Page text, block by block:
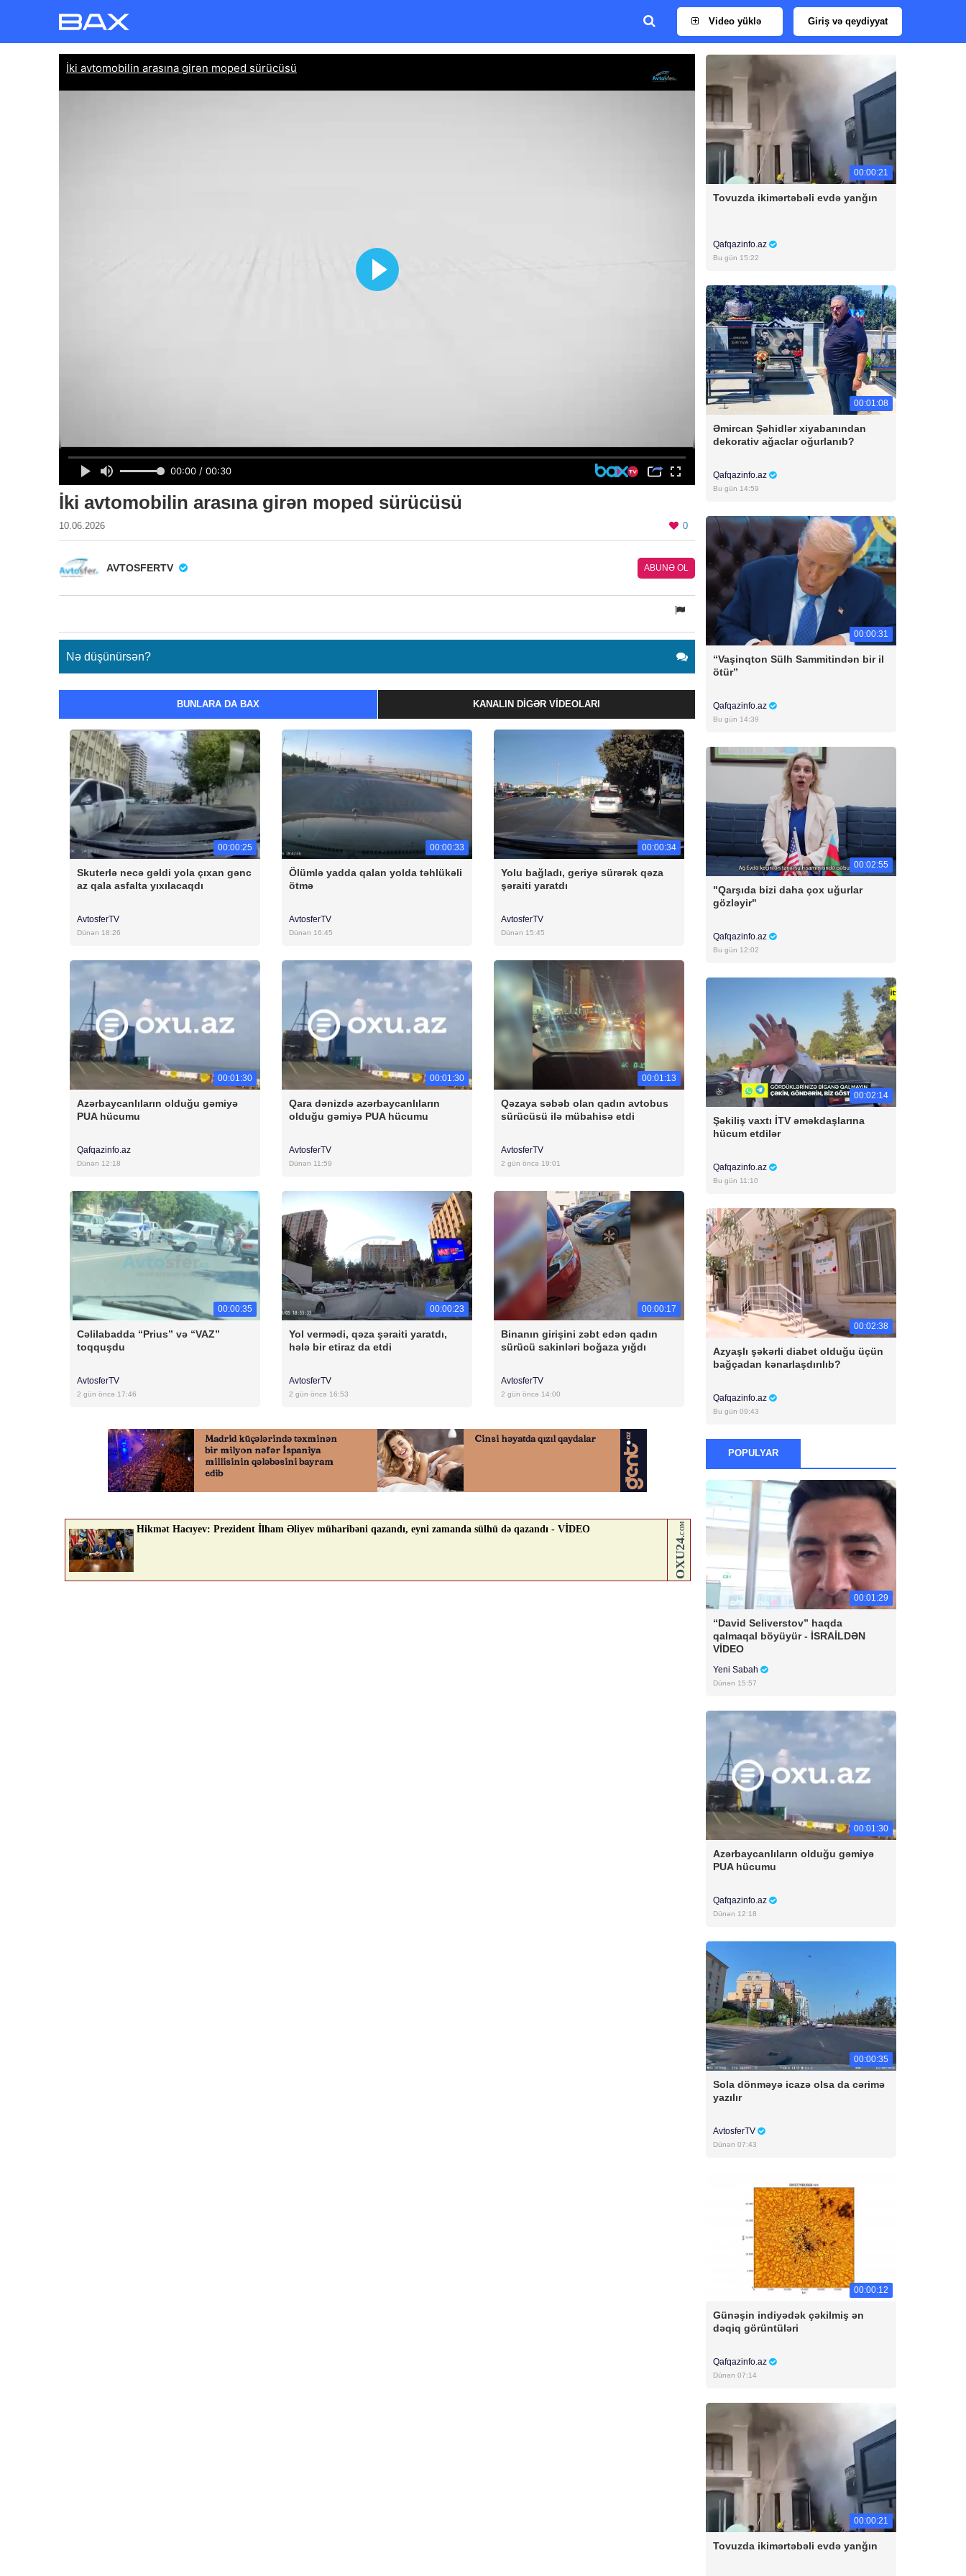
Video yüklə Giriş və qeydiyyat
İki avtomobilin arasına girən moped sürücüsü
10.06.2026 0
AVTOSFERTV ABUNƏ OL
Nə düşünürsən?
BUNLARA DA BAX KANALIN DIGƏR VIDEOLARI
00:00:25
Skuterlə necə gəldi yola çıxan gənc
az qala asfalta yıxılacaqdı
AvtosferTV
Dünən 18:26
00:00:33
Ölümlə yadda qalan yolda təhlükəli
ötmə
AvtosferTV
Dünən 16:45
00:00:34
Yolu bağladı, geriyə sürərək qəza
şəraiti yaratdı
AvtosferTV
Dünən 15:45
00:01:30
Azərbaycanlıların olduğu gəmiyə
PUA hücumu
Qafqazinfo.az
Dünən 12:18
00:01:30
Qara dənizdə azərbaycanlıların
olduğu gəmiyə PUA hücumu
AvtosferTV
Dünən 11:59
00:01:13
Qəzaya səbəb olan qadın avtobus
sürücüsü ilə mübahisə etdi
AvtosferTV
2 gün öncə 19:01
00:00:35
Cəlilabadda “Prius” və “VAZ”
toqquşdu
AvtosferTV
2 gün öncə 17:46
00:00:23
Yol vermədi, qəza şəraiti yaratdı,
hələ bir etiraz da etdi
AvtosferTV
2 gün öncə 16:53
00:00:17
Binanın girişini zəbt edən qadın
sürücü sakinləri boğaza yığdı
AvtosferTV
2 gün öncə 14:00
00:00:21
Tovuzda ikimərtəbəli evdə yanğın
Qafqazinfo.az
Bu gün 15:22
00:01:08
Əmircan Şəhidlər xiyabanından
dekorativ ağaclar oğurlanıb?
Qafqazinfo.az
Bu gün 14:59
00:00:31
“Vaşinqton Sülh Sammitindən bir il
ötür”
Qafqazinfo.az
Bu gün 14:39
00:02:55
"Qarşıda bizi daha çox uğurlar
gözləyir"
Qafqazinfo.az
Bu gün 12:02
00:02:14
Şəkiliş vaxtı İTV əməkdaşlarına
hücum etdilər
Qafqazinfo.az
Bu gün 11:10
00:02:38
Azyaşlı şəkərli diabet olduğu üçün
bağçadan kənarlaşdırılıb?
Qafqazinfo.az
Bu gün 09:43
POPULYAR
00:01:29
“David Seliverstov” haqda
qalmaqal böyüyür - İSRAİLDƏN
VİDEO
Yeni Sabah
Dünən 15:57
00:01:30
Azərbaycanlıların olduğu gəmiyə
PUA hücumu
Qafqazinfo.az
Dünən 12:18
00:00:35
Sola dönməyə icazə olsa da cərimə
yazılır
AvtosferTV
Dünən 07:43
00:00:12
Günəşin indiyədək çəkilmiş ən
dəqiq görüntüləri
Qafqazinfo.az
Dünən 07:14
00:00:21
Tovuzda ikimərtəbəli evdə yanğın